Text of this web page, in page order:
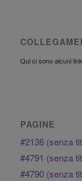
Qui ci sono alcuni
PAGINE
#2136 (senza
#4791 (senza
#4790 (senza